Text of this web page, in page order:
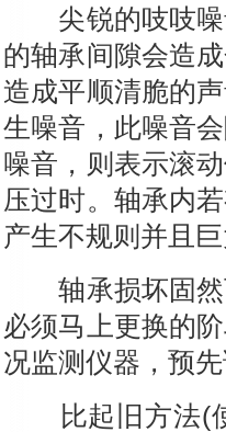
尖锐的吱吱噪
的轴承间隙会造
造成平顺清脆的
生噪音，此噪音
噪音，则表示滚
压过时。轴承内
产生不规则并且
轴承损坏固然
必须马上更换的
况监测仪器，预
比起旧方法(使